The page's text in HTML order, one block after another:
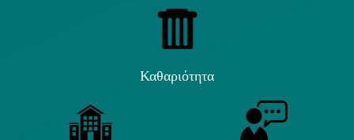
Καθαριότητα